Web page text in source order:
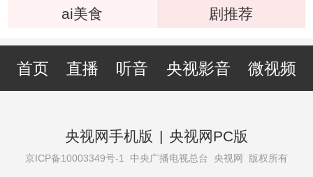
ai美食
剧推荐
首页 直播 听音 央视影音 微视频
央视网手机版 | 央视网PC版
京ICP备10003349号-1 中央广播电视总台 央视网 版权所有